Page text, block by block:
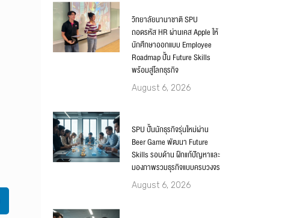
วิทยาลัยนานาชาติ SPU
ถอดรหัส HR ผ่านเคส Apple ให้
นักศึกษาออกแบบ Employee
Roadmap ปั้น Future Skills
พร้อมสู่โลกธุรกิจ
August 6, 2026
SPU ปั้นนักธุรกิจรุ่นใหม่ผ่าน
Beer Game พัฒนา Future
Skills รอบด้าน ฝึกแก้ปัญหาและ
มองภาพรวมธุรกิจแบบครบวงจร
August 6, 2026